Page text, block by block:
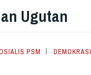
Ugutan
PSM DEMOKRASI